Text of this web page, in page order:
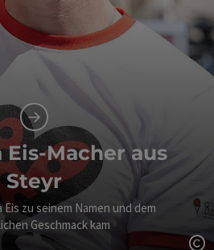
Eis-Macher aus
Steyr
zu seinem Namen und dem
Geschmack kam